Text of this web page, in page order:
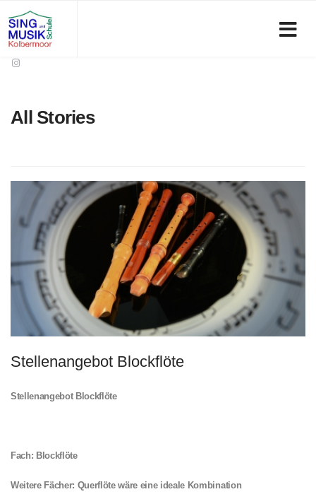
All Stories
Stellenangebot Blockflöte
Stellenangebot Blockflöte
Fach: Blockflöte
Weitere Fächer: Querflöte wäre eine ideale Kombination